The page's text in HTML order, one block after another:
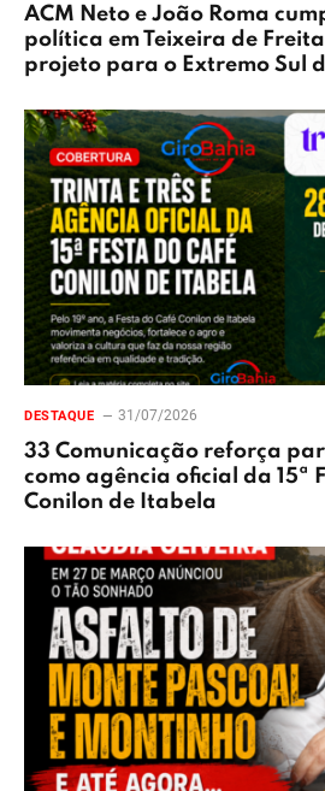
ACM Neto e João Roma
política em Teixeira de
projeto para o Extremo Sul
DESTAQUE 31/07/2026
33 Comunicação reforça
como agência oficial da 15ª
Conilon de Itabela